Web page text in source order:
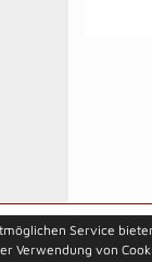
Service
Verwendung von